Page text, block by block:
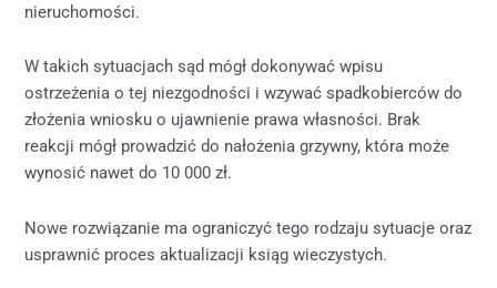
nieruchomości.
W takich sytuacjach sąd mógł dokonywać wpisu
ostrzeżenia o tej niezgodności i wzywać spadkobierców do
złożenia wniosku o ujawnienie prawa własności. Brak
reakcji mógł prowadzić do nałożenia grzywny, która może
wynosić nawet do 10 000 zł.
Nowe rozwiązanie ma ograniczyć tego rodzaju sytuacje oraz
usprawnić proces aktualizacji ksiąg wieczystych.